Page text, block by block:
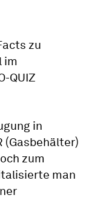
zu
im
QUIZ
in
(Gasbehälter)
zum
man